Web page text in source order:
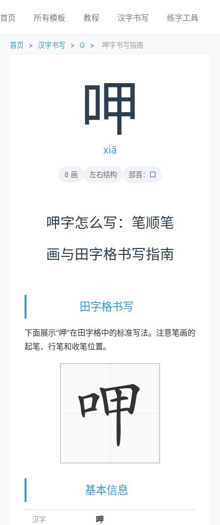
首页 所有模板 教程 汉字书写 练字工具
首页 > 汉字书写 > G > 呷字书写指南
呷
xiā
8 画 左右结构 部首：口
呷字怎么写：笔顺笔
画与田字格书写指南
田字格书写
下面展示"呷"在田字格中的标准写法。注意笔画的
起笔、行笔和收笔位置。
基本信息
汉字 呷